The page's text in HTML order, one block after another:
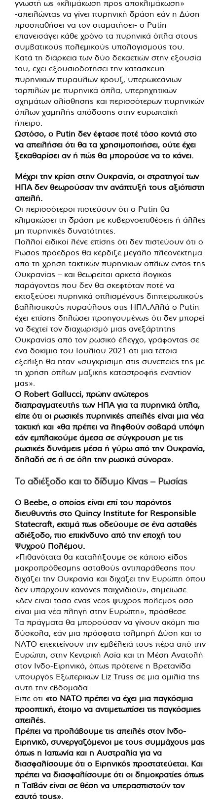
γνωστή ως «κλιμάκωση προς αποκλιμάκωση»
-απειλώντας να γίνει πυρηνική δράση εάν η Δύση
προσπαθήσει να τον σταματήσει- ο Putin
επανεισάγει κάθε χρόνο τα πυρηνικά όπλα στους
συμβατικούς πολεμικούς υπολογισμούς του.
Κατά τη διάρκεια των δύο δεκαετιών στην εξουσία
του, έχει εξουσιοδοτήσει την κατασκευή
πυρηνικών πυραύλων κρουζ, υπερωκεάνιων
τορπιλών με πυρηνικά όπλα, υπερηχητικών
οχημάτων ολίσθησης και περισσότερων πυρηνικών
όπλων χαμηλής απόδοσης στην ευρωπαϊκή
ήπειρο.
Ωστόσο, ο Putin δεν έφτασε ποτέ τόσο κοντά στο
να απειλήσει ότι θα τα χρησιμοποιήσει, ούτε έχει
ξεκαθαρίσει αν ή πώς θα μπορούσε να το κάνει.
Μέχρι την κρίση στην Ουκρανία, οι στρατηγοί των
ΗΠΑ δεν θεωρούσαν την ανάπτυξή τους αξιόπιστη
απειλή.
Οι περισσότεροι πιστεύουν ότι ο Putin θα
κλιμακώσει τη δράση με κυβερνοεπιθέσεις ή άλλες
μη πυρηνικές δυνατότητες.
Πολλοί ειδικοί λένε επίσης ότι δεν πιστεύουν ότι ο
Ρώσος πρόεδρος θα κέρδιζε μεγάλο πλεονέκτημα
από τη χρήση τακτικών πυρηνικών όπλων εντός της
Ουκρανίας – και θεωρείται αρκετά λογικός
παράγοντας που δεν θα σκεφτόταν ποτέ να
εκτοξεύσει πυρηνικά οπλισμένους διηπειρωτικούς
βαλλιστικούς πυραύλους στις ΗΠΑ.Αλλά ο Putin
έχει επίσης δηλώσει προηγουμένως ότι δεν μπορεί
να δεχτεί τον διαχωρισμό μιας ανεξάρτητης
Ουκρανίας από τον ρωσικό έλεγχο, γράφοντας σε
ένα δοκίμιο του Ιουλίου 2021 ότι μια τέτοια
εξέλιξη θα ήταν «συγκρίσιμη στις συνέπειές της με
τη χρήση όπλων μαζικής καταστροφής εναντίον
μας».
Ο Robert Gallucci, πρώην ανώτερος
διαπραγματευτής των ΗΠΑ για τα πυρηνικά όπλα,
είπε ότι οι ρωσικές πυρηνικές απειλές είναι μια νέα
τακτική και «θα πρέπει να ληφθούν σοβαρά υπόψη
εάν εμπλακούμε άμεσα σε σύγκρουση με τις
ρωσικές δυνάμεις μέσα ή γύρω από την Ουκρανία,
δηλαδή σε ή σε όλη την ρωσικά σύνορα».
Το αδιέξοδο και το δίδυμο Κίνας – Ρωσίας
Ο Beebe, ο οποίος είναι επί του παρόντος
διευθυντής στο Quincy Institute for Responsible
Statecraft, εκτιμά πως οδεύουμε σε ένα ασταθές
αδιέξοδο, πιο επικίνδυνο από την εποχή του
Ψυχρού Πολέμου.
«Πιθανότατα θα καταλήξουμε σε κάποιο είδος
μακροπρόθεσμης ασταθούς αντιπαράθεσης που
διχάζει την Ουκρανία και διχάζει την Ευρώπη όπου
δεν υπάρχουν κανόνες παιχνιδιού», σημείωσε.
«Δεν είναι τόσο ένας νέος ψυχρός πόλεμος όσο
είναι μια νέα πληγή στην Ευρώπη», πρόσθεσε
Τα πράγματα θα μπορούσαν να γίνουν ακόμη πιο
δύσκολα, εάν μια πρόσφατα τολμηρή Δύση και το
ΝΑΤΟ επεκτείνουν την εμβέλειά τους πέρα από την
Ευρώπη, στην Κεντρική Ασία και τη Μέση Ανατολή
στον Ινδο-Ειρηνικό, όπως πρότεινε η Βρετανίδα
υπουργός Εξωτερικών Liz Truss σε μια ομιλία της
αυτή την εβδομάδα.
Είπε ότι «το ΝΑΤΟ πρέπει να έχει μια παγκόσμια
προοπτική, έτοιμο να αντιμετωπίσει τις παγκόσμιες
απειλές.
Πρέπει να προλάβουμε τις απειλές στον Ινδο-
Ειρηνικό, συνεργαζόμενοι με τους συμμάχους μας
όπως η Ιαπωνία και η Αυστραλία για να
διασφαλίσουμε ότι ο Ειρηνικός προστατεύεται. Και
πρέπει να διασφαλίσουμε ότι οι δημοκρατίες όπως
η Ταϊβάν είναι σε θέση να υπερασπιστούν τον
εαυτό τους».